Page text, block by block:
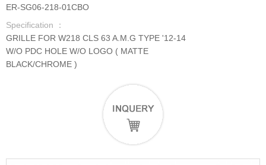
ER-SG06-218-01CBO
Specification ：
GRILLE FOR W218 CLS 63 A.M.G TYPE '12-14
W/O PDC HOLE W/O LOGO ( MATTE
BLACK/CHROME )